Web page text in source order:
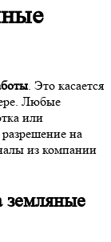
. Это касается
Любые
или
на
из компании